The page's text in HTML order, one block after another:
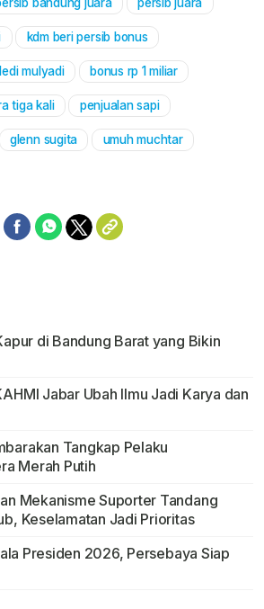
Mute
bandung juara persib juara
kdm beri persib bonus
mulyadi bonus rp 1 miliar
tiga kali penjualan sapi
glenn sugita umuh muchtar
di Bandung Barat yang Bikin
Jabar Ubah Ilmu Jadi Karya dan
Tangkap Pelaku
Merah Putih
Mekanisme Suporter Tandang
Keselamatan Jadi Prioritas
Presiden 2026, Persebaya Siap